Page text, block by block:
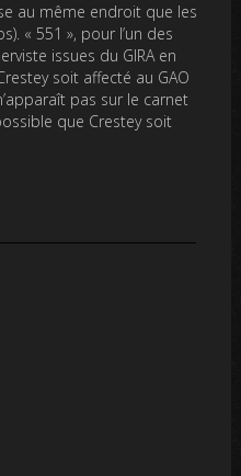
au même endroit que les
« 551 », pour l’un des
issues du GIRA en
soit affecté au GAO
pas sur le carnet
que Crestey soit